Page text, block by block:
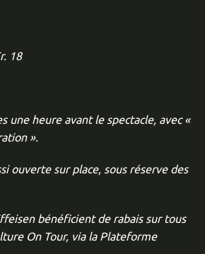
18
une heure avant le spectacle, avec «
».
ouverte sur place, sous réserve des
bénéficient de rabais sur tous
On Tour, via la Plateforme